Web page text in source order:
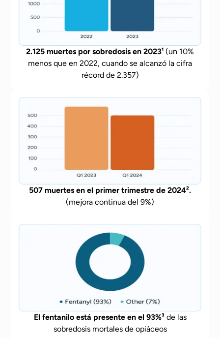
2.125 muertes por sobredosis en 2023¹ (un 10%
menos que en 2022, cuando se alcanzó la cifra
récord de 2.357)
507 muertes en el primer trimestre de 2024².
(mejora continua del 9%)
El fentanilo está presente en el 93%³de las
sobredosis mortales de opiáceos